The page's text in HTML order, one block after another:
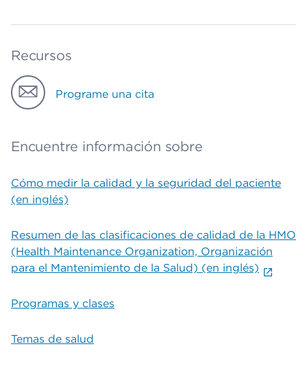
Recursos
Programe una cita
Encuentre información sobre
Cómo medir la calidad y la seguridad del paciente
(en inglés)
Resumen de las clasificaciones de calidad de la HMO
(Health Maintenance Organization, Organización
para el Mantenimiento de la Salud) (en inglés)
Programas y clases
Temas de salud